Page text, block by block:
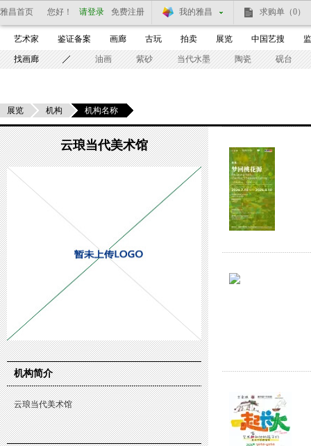
雅昌首页 您好！ 请登录 免费注册 我的雅昌 求购单 （0）
艺术家 鉴证备案 画廊 古玩 拍卖 展览 中国艺搜
找画廊 油画 紫砂 当代水墨 陶瓷 砚台
展览 机构 机构名称
云琅当代美术馆
机构简介
云琅当代美术馆